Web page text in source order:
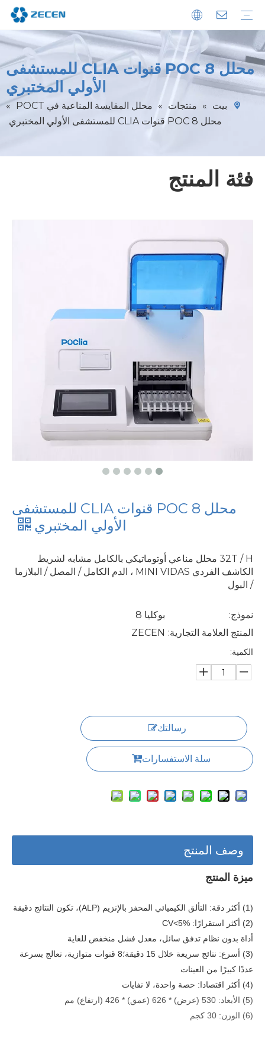
محلل POC 8 قنوات CLIA للمستشفى
الأولي المختبري
بيت » منتجات » محلل المقايسة المناعية في POCT
»
محلل POC 8 قنوات CLIA للمستشفى الأولي المختبري
فئة المنتج
محلل POC 8 قنوات CLIA للمستشفى
الأولي المختبري
32T / H محلل مناعي أوتوماتيكي بالكامل مشابه لشريط
الكاشف الفردي MINI VIDAS ، الدم الكامل / المصل / البلازما
/ البول
نموذج:
بوكليا 8
المنتج العلامة التجارية: ZECEN
الكمية:
رسالتك
سلة الاستفسارات
وصف المنتج
ميزة المنتج
(1) أكثر دقة: التألق الكيميائي المحفز بالإنزيم (ALP)، تكون النتائج دقيقة
(2) أكثر استقرارًا: CV<5%
أداة بدون نظام تدفق سائل، معدل فشل منخفض للغاية
(3) أسرع: نتائج سريعة خلال 15 دقيقة؛8 قنوات متوازية، تعالج بسرعة
عددًا كبيرًا من العينات
(4) أكثر اقتصادا: حصة واحدة، لا نفايات
(5) الأبعاد: 530 (عرض) * 626 (عمق) * 426 (ارتفاع) مم
(6) الوزن: 30 كجم